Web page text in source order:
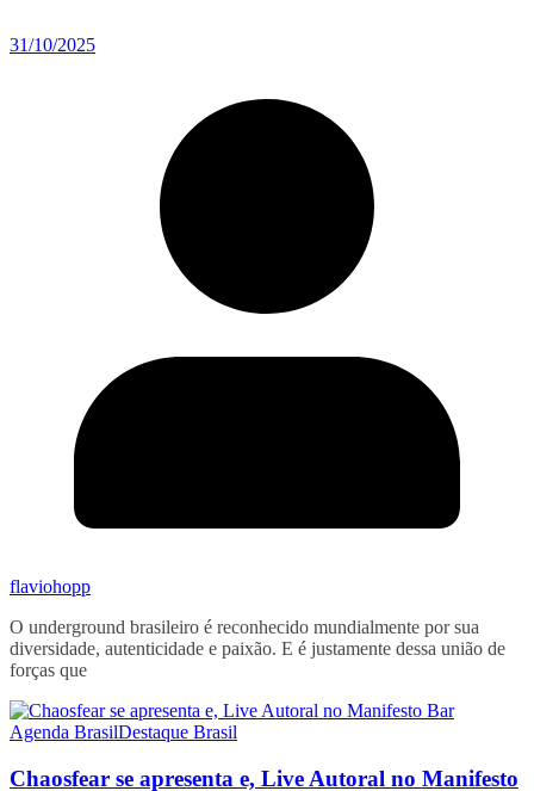
31/10/2025
flaviohopp
O underground brasileiro é reconhecido mundialmente por sua
diversidade, autenticidade e paixão. E é justamente dessa união de
forças que
Agenda BrasilDestaque Brasil
Chaosfear se apresenta e, Live Autoral no Manifesto